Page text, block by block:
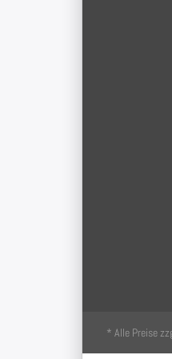
* Alle Preise